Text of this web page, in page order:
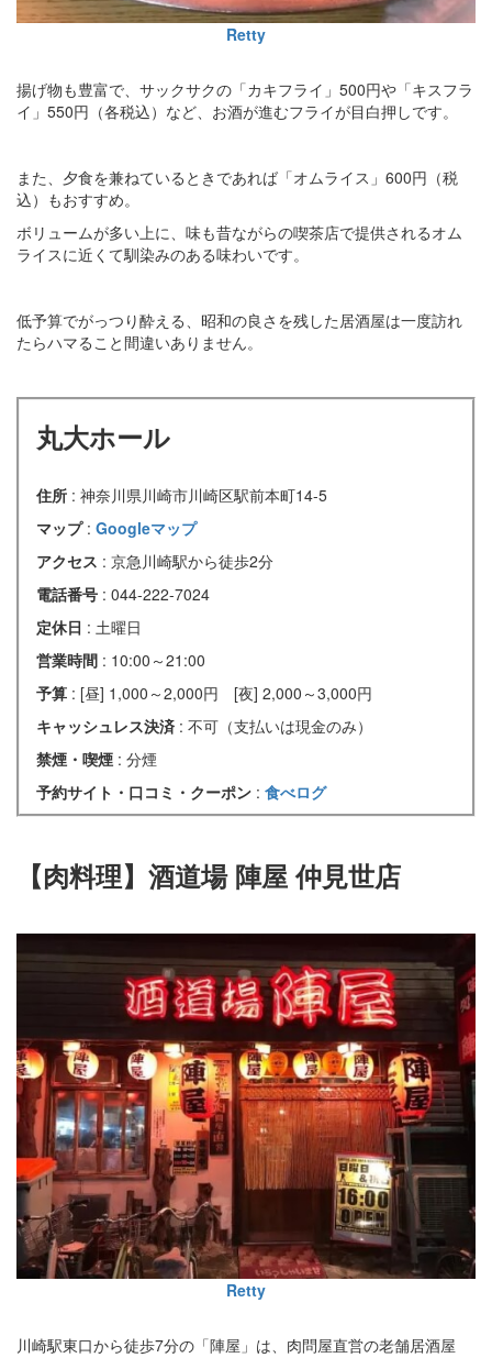
Retty
揚げ物も豊富で、サックサクの「カキフライ」500円や「キスフラ
イ」550円（各税込）など、お酒が進むフライが目白押しです。
また、夕食を兼ねているときであれば「オムライス」600円（税
込）もおすすめ。
ボリュームが多い上に、味も昔ながらの喫茶店で提供されるオム
ライスに近くて馴染みのある味わいです。
低予算でがっつり酔える、昭和の良さを残した居酒屋は一度訪れ
たらハマること間違いありません。
丸大ホール
住所 : 神奈川県川崎市川崎区駅前本町14-5
マップ : Googleマップ
アクセス : 京急川崎駅から徒歩2分
電話番号 : 044-222-7024
定休日 : 土曜日
営業時間 : 10:00～21:00
予算 : [昼] 1,000～2,000円 [夜] 2,000～3,000円
キャッシュレス決済 : 不可（支払いは現金のみ）
禁煙・喫煙 : 分煙
予約サイト・口コミ・クーポン : 食べログ
【肉料理】酒道場 陣屋 仲見世店
Retty
川崎駅東口から徒歩7分の「陣屋」は、肉問屋直営の老舗居酒屋